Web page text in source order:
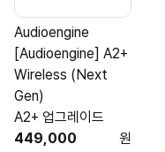
Audioengine
[Audioengine] A2+
Wireless (Next
Gen)
A2+ 업그레이드
449,000
원